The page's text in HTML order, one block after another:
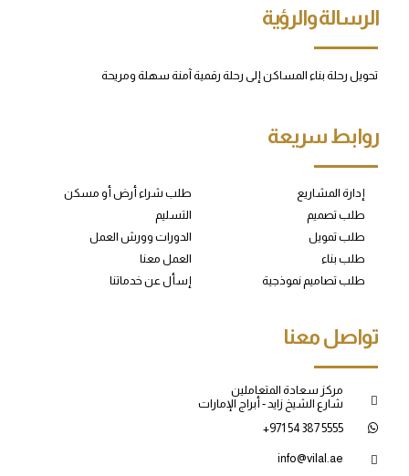
الرسالة والرؤية
تحويل رحلة بناء المساكن إلى رحلة رقمية آمنة سهلة ومريحة
روابط سريعة
إدارة المشاريع
طلب تصميم
طلب تمويل
طلب بناء
طلب تصاميم نموذجية
طلب شراء أرض أو مسكن
التسليم
الدورات وورش العمل
العمل معنا
إسأل عن خدماتنا
تواصل معنا
مركز سعادة المتعاملين
شارع الشيخ زايد - أبراج الإمارات
+971 54 387 5555
info@vilal.ae